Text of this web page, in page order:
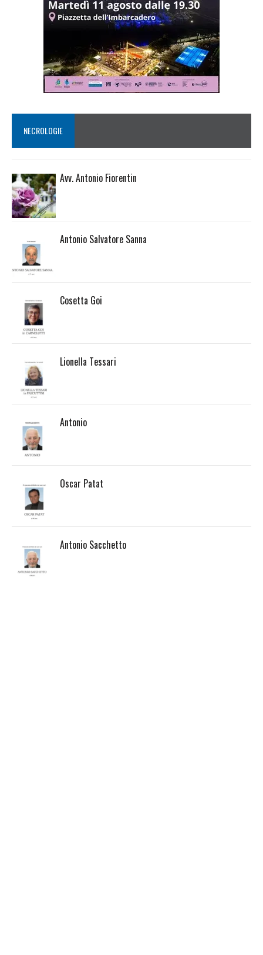
NECROLOGIE
Avv. Antonio Fiorentin
Antonio Salvatore Sanna
Cosetta Goi
Lionella Tessari
Antonio
Oscar Patat
Antonio Sacchetto